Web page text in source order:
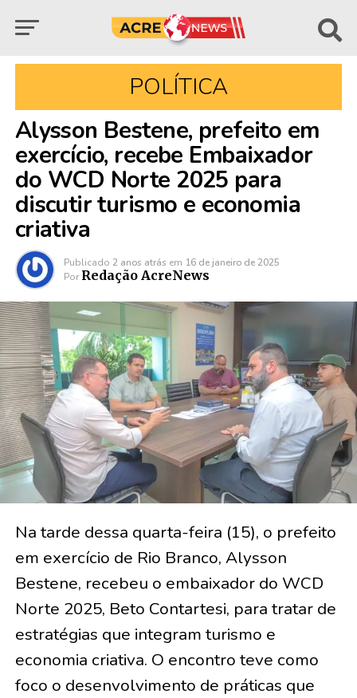
POLÍTICA
Alysson Bestene, prefeito em
exercício, recebe Embaixador
do WCD Norte 2025 para
discutir turismo e economia
criativa
Publicado 2 anos atrás em 16 de janeiro de 2025
Por Redação AcreNews
Na tarde dessa quarta-feira (15), o prefeito
em exercício de Rio Branco, Alysson
Bestene, recebeu o embaixador do WCD
Norte 2025, Beto Contartesi, para tratar de
estratégias que integram turismo e
economia criativa. O encontro teve como
foco o desenvolvimento de práticas que